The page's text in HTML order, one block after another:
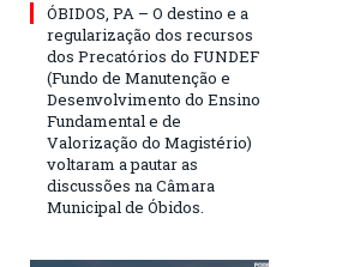
ÓBIDOS, PA – O destino e a
regularização dos recursos
dos Precatórios do FUNDEF
(Fundo de Manutenção e
Desenvolvimento do Ensino
Fundamental e de
Valorização do Magistério)
voltaram a pautar as
discussões na Câmara
Municipal de Óbidos.